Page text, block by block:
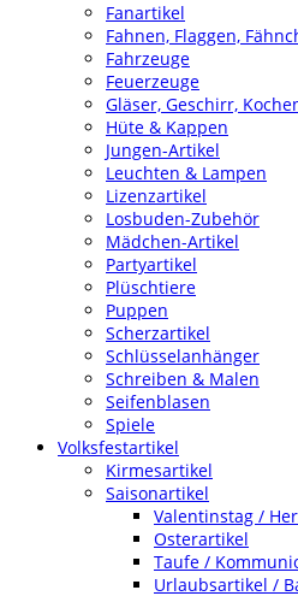
Fanartikel
Fahnen, Flaggen,
Fahrzeuge
Feuerzeuge
Gläser, Geschirr,
Hüte & Kappen
Jungen-Artikel
Leuchten & Lampen
Lizenzartikel
Losbuden-Zubehör
Mädchen-Artikel
Partyartikel
Plüschtiere
Puppen
Scherzartikel
Schlüsselanhänger
Schreiben & Malen
Seifenblasen
Spiele
Volksfestartikel
Kirmesartikel
Saisonartikel
Valentinstag /
Osterartikel
Taufe /
Urlaubsartikel /